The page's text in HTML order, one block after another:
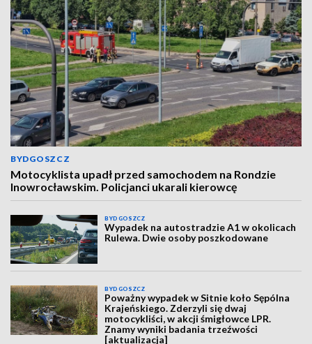
BYDGOSZCZ
Motocyklista upadł przed samochodem na Rondzie
Inowrocławskim. Policjanci ukarali kierowcę
BYDGOSZCZ
Wypadek na autostradzie A1 w okolicach
Rulewa. Dwie osoby poszkodowane
BYDGOSZCZ
Poważny wypadek w Sitnie koło Sępólna
Krajeńskiego. Zderzyli się dwaj
motocykliści, w akcji śmigłowce LPR.
Znamy wyniki badania trzeźwości
[aktualizacja]